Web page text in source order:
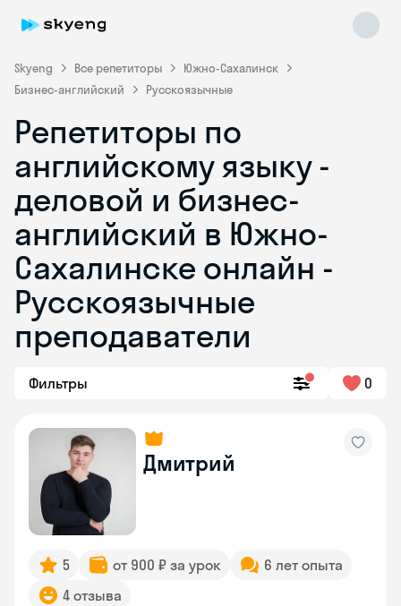
Skyeng Все репетиторы
Южно-Сахалинск
Бизнес-английский
Русскоязычные
Репетиторы по
английскому языку -
деловой и бизнес-
английский в Южно-
Сахалинске онлайн -
Русскоязычные
преподаватели
Фильтры 0
Дмитрий
5 от 900 ₽ за урок
6 лет опыта
4 отзыва
Skyeng Chat